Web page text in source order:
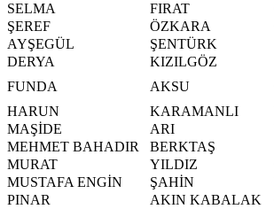
SELMA
FIRAT
ŞEREF
ÖZKARA
AYŞEGÜL
ŞENTÜRK
DERYA
KIZILGÖZ
FUNDA
AKSU
HARUN
KARAMANLI
MAŞİDE
ARI
MEHMET BAHADIR
BERKTAŞ
MURAT
YILDIZ
MUSTAFA ENGİN
ŞAHİN
PINAR
AKIN KABALAK